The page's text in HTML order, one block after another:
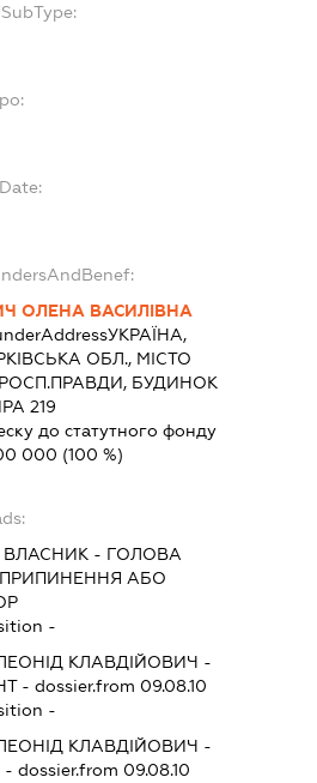
ОЛЕНА ВАСИЛІВНА
УКРАЇНА,
ОБЛ., МІСТО
БУДИНОК
219
до статутного фонду
000 (100 %)
- ГОЛОВА
ПРИПИНЕННЯ АБО
-
КЛАВДІЙОВИЧ -
- dossier.from 09.08.10
-
КЛАВДІЙОВИЧ -
- dossier.from 09.08.10